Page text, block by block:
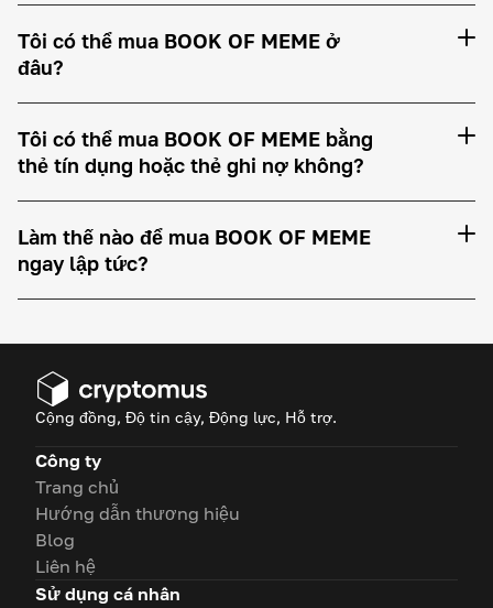
Tôi có thể mua BOOK OF MEME ở
đâu?
Tôi có thể mua BOOK OF MEME bằng
thẻ tín dụng hoặc thẻ ghi nợ không?
Làm thế nào để mua BOOK OF MEME
ngay lập tức?
Cộng đồng, Độ tin cậy, Động lực, Hỗ trợ.
Công ty
Trang chủ
Hướng dẫn thương hiệu
Blog
Liên hệ
Sử dụng cá nhân